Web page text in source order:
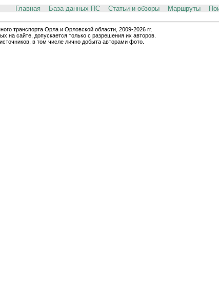
Главная База данных ПС Статьи и обзоры Маршруты
Орла и Орловской области, 2009-2026 гг.
сайте, допускается только с разрешения их авторов.
в том числе лично добыта авторами фото.